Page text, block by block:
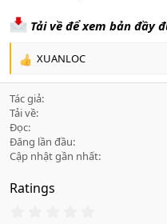
Tải về để xem bản đầy
R
e
a
c
t
i
o
n
:
XUANLOC
Tác giả
Tải về
Đọc
Đăng lần đầu
Cập nhật gần nhất
Ratings